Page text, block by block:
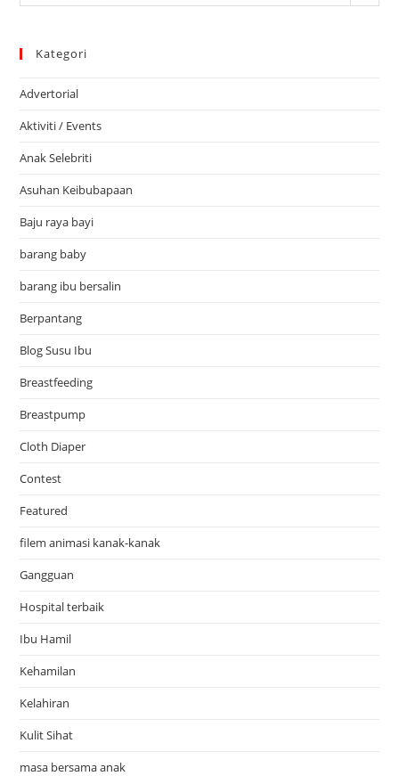
Kategori
Advertorial
Aktiviti / Events
Anak Selebriti
Asuhan Keibubapaan
Baju raya bayi
barang baby
barang ibu bersalin
Berpantang
Blog Susu Ibu
Breastfeeding
Breastpump
Cloth Diaper
Contest
Featured
filem animasi kanak-kanak
Gangguan
Hospital terbaik
Ibu Hamil
Kehamilan
Kelahiran
Kulit Sihat
masa bersama anak